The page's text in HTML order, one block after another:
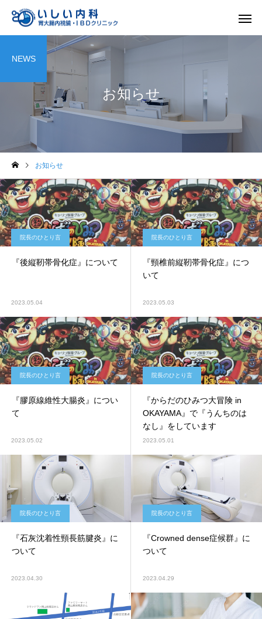
お知らせ
NEWS
お知らせ
院長のひとり言
『後縦靭帯骨化症』について
2023.05.04
院長のひとり言
『頸椎前縦靭帯骨化症』につ
いて
2023.05.03
院長のひとり言
『膠原線維性大腸炎』につい
て
2023.05.02
院長のひとり言
『からだのひみつ大冒険 in
OKAYAMA』で『うんちのは
なし』をしています
2023.05.01
院長のひとり言
『石灰沈着性頸長筋腱炎』に
ついて
2023.04.30
院長のひとり言
『Crowned dense症候群』に
ついて
2023.04.29